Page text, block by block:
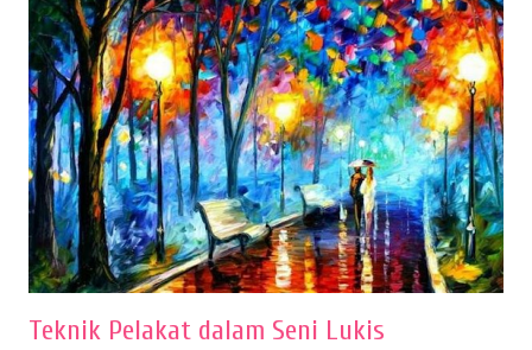
menggambar bentuk: 1. Kertas Gambar Kegiatan menggambar
membutuhkan kertas yang baik agar proses pembuatan gambar lebih
nyaman dan maksimal. Bahan kertas yang baik salah satu syaratnya
adalah tidak mudah sobek, mengingat menggambar merupakan
proses menggores dan menghapus. Kertas adalah bahan yang paling
ideal digunakan untuk menggambar. Dalam menggambar
menggunakan pen...
Teknik Pelakat dalam Seni Lukis